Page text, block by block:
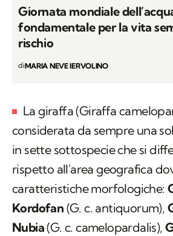
Giornata mondiale
fondamentale per la vita
rischio
diMARIA NEVE IERVOLINO
La giraffa (Giraffa
considerata da sempre una
in sette sottospecie che si
rispetto all'area geografica
caratteristiche morfologiche:
Kordofan (G. c. antiquorum),
Nubia(G. c. camelopardalis),